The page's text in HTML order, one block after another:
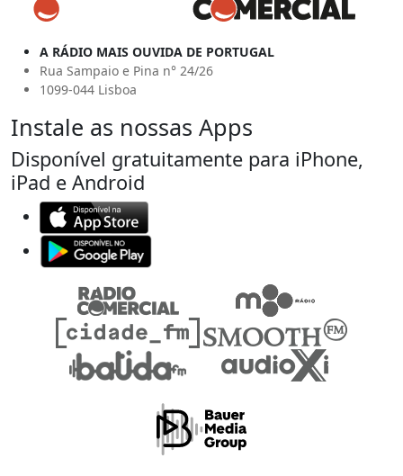
A RÁDIO MAIS OUVIDA DE PORTUGAL
Rua Sampaio e Pina n° 24/26
1099-044 Lisboa
Instale as nossas Apps
Disponível gratuitamente para iPhone,
iPad e Android